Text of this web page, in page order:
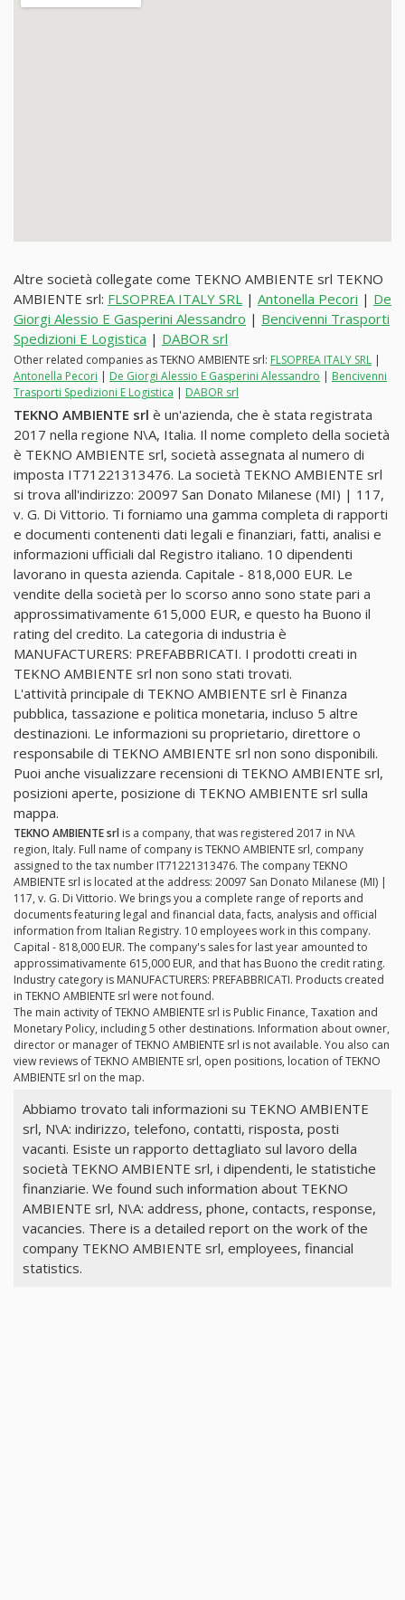
Altre società collegate come TEKNO AMBIENTE srl TEKNO
AMBIENTE srl: FLSOPREA ITALY SRL | Antonella Pecori | De
Giorgi Alessio E Gasperini Alessandro | Bencivenni Trasporti
Spedizioni E Logistica | DABOR srl
Other related companies as TEKNO AMBIENTE srl: FLSOPREA ITALY SRL |
Antonella Pecori | De Giorgi Alessio E Gasperini Alessandro | Bencivenni
Trasporti Spedizioni E Logistica | DABOR srl
TEKNO AMBIENTE srl è un'azienda, che è stata registrata
2017 nella regione N\A, Italia. Il nome completo della società
è TEKNO AMBIENTE srl, società assegnata al numero di
imposta IT71221313476. La società TEKNO AMBIENTE srl
si trova all'indirizzo: 20097 San Donato Milanese (MI) | 117,
v. G. Di Vittorio. Ti forniamo una gamma completa di rapporti
e documenti contenenti dati legali e finanziari, fatti, analisi e
informazioni ufficiali dal Registro italiano. 10 dipendenti
lavorano in questa azienda. Capitale - 818,000 EUR. Le
vendite della società per lo scorso anno sono state pari a
approssimativamente 615,000 EUR, e questo ha Buono il
rating del credito. La categoria di industria è
MANUFACTURERS: PREFABBRICATI. I prodotti creati in
TEKNO AMBIENTE srl non sono stati trovati.
L'attività principale di TEKNO AMBIENTE srl è Finanza
pubblica, tassazione e politica monetaria, incluso 5 altre
destinazioni. Le informazioni su proprietario, direttore o
responsabile di TEKNO AMBIENTE srl non sono disponibili.
Puoi anche visualizzare recensioni di TEKNO AMBIENTE srl,
posizioni aperte, posizione di TEKNO AMBIENTE srl sulla
mappa.
TEKNO AMBIENTE srl is a company, that was registered 2017 in N\A
region, Italy. Full name of company is TEKNO AMBIENTE srl, company
assigned to the tax number IT71221313476. The company TEKNO
AMBIENTE srl is located at the address: 20097 San Donato Milanese (MI) |
117, v. G. Di Vittorio. We brings you a complete range of reports and
documents featuring legal and financial data, facts, analysis and official
information from Italian Registry. 10 employees work in this company.
Capital - 818,000 EUR. The company's sales for last year amounted to
approssimativamente 615,000 EUR, and that has Buono the credit rating.
Industry category is MANUFACTURERS: PREFABBRICATI. Products created
in TEKNO AMBIENTE srl were not found.
The main activity of TEKNO AMBIENTE srl is Public Finance, Taxation and
Monetary Policy, including 5 other destinations. Information about owner,
director or manager of TEKNO AMBIENTE srl is not available. You also can
view reviews of TEKNO AMBIENTE srl, open positions, location of TEKNO
AMBIENTE srl on the map.
Abbiamo trovato tali informazioni su TEKNO AMBIENTE
srl, N\A: indirizzo, telefono, contatti, risposta, posti
vacanti. Esiste un rapporto dettagliato sul lavoro della
società TEKNO AMBIENTE srl, i dipendenti, le statistiche
finanziarie. We found such information about TEKNO
AMBIENTE srl, N\A: address, phone, contacts, response,
vacancies. There is a detailed report on the work of the
company TEKNO AMBIENTE srl, employees, financial
statistics.